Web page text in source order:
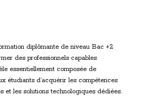
diplômante de niveau Bac +2
des professionnels capables
essentiellement composée de
étudiants d’acquérir les compétences
et les solutions technologiques dédiées.